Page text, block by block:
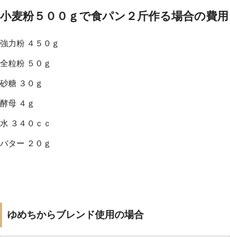
小麦粉５００ｇで食パン２斤作る場合の費用
強力粉 ４５０ｇ
全粒粉 ５０ｇ
砂糖 ３０ｇ
酵母 ４ｇ
水 ３４０ｃｃ
バター ２０ｇ
ゆめちからブレンド使用の場合